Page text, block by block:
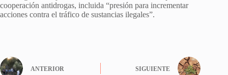
cooperación antidrogas, incluida “presión para incrementar
acciones contra el tráfico de sustancias ilegales”.
ANTERIOR SIGUIENTE